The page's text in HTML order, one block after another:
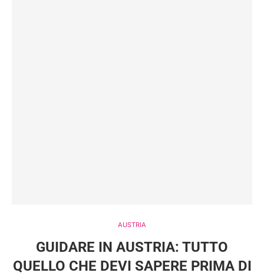
AUSTRIA
GUIDARE IN AUSTRIA: TUTTO
QUELLO CHE DEVI SAPERE PRIMA DI